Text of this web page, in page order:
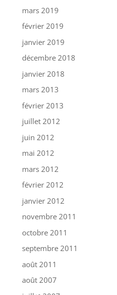
mars 2019
février 2019
janvier 2019
décembre 2018
janvier 2018
mars 2013
février 2013
juillet 2012
juin 2012
mai 2012
mars 2012
février 2012
janvier 2012
novembre 2011
octobre 2011
septembre 2011
août 2011
août 2007